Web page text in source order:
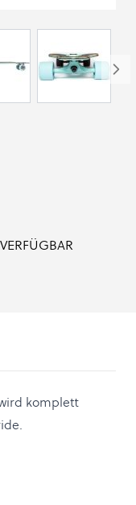
komplett